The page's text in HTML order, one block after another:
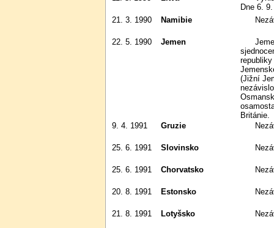
Dne 6.
21. 3. 1990
Namibie
22. 5. 1990 Jemen
Jemenská republika vznikla
(Jižní
Británie.
9. 4. 1991
Gruzie
25. 6. 1991 Slovinsko
25. 6. 1991 Chorvatsko
20. 8. 1991 Estonsko
21. 8. 1991 Lotyšsko